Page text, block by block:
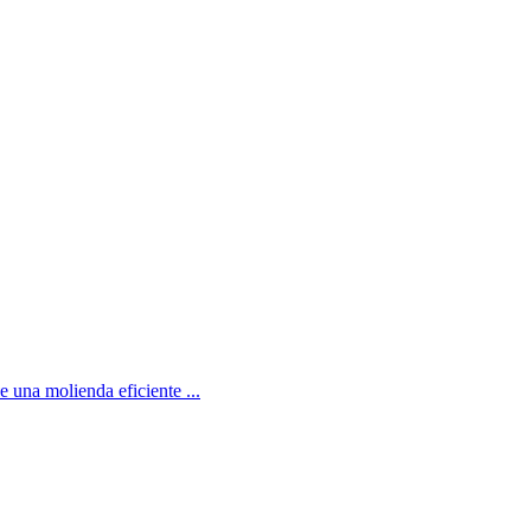
una molienda eficiente ...